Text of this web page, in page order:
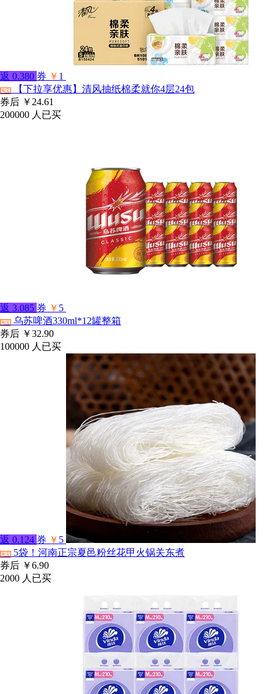
返 0.380 券 ￥ 1
淘宝
【下拉享优惠】清风抽纸棉柔就你4层24包
券后 ￥24.61
200000 人已买
返 3.085 券 ￥ 5
淘宝 乌苏啤酒330ml*12罐整箱
券后 ￥32.90
100000 人已买
返 0.124 券 ￥ 5
淘宝
5袋！河南正宗夏邑粉丝花甲火锅关东煮
券后 ￥6.90
2000 人已买